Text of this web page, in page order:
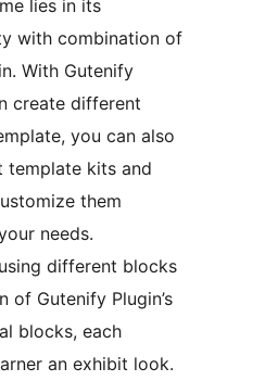
lies in its
with combination of
With Gutenify
create different
you can also
template kits and
them
needs.
different blocks
of Gutenify Plugin’s
blocks, each
an exhibit look.